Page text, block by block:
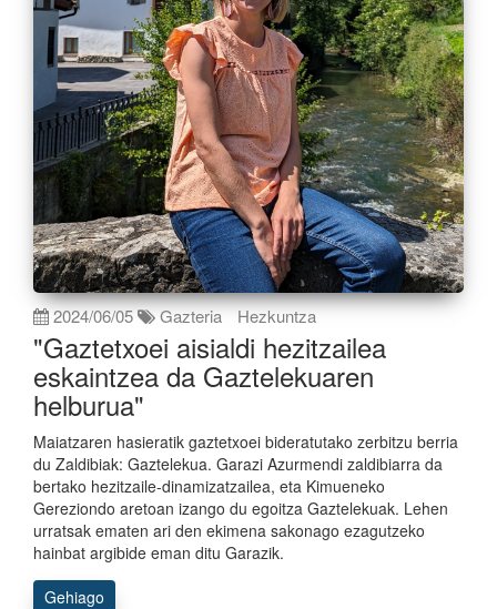
2024/06/05 Gazteria Hezkuntza
"Gaztetxoei aisialdi hezitzailea
eskaintzea da Gaztelekuaren
helburua"
Maiatzaren hasieratik gaztetxoei bideratutako zerbitzu berria
du Zaldibiak: Gaztelekua. Garazi Azurmendi zaldibiarra da
bertako hezitzaile-dinamizatzailea, eta Kimueneko
Gereziondo aretoan izango du egoitza Gaztelekuak. Lehen
urratsak ematen ari den ekimena sakonago ezagutzeko
hainbat argibide eman ditu Garazik.
Gehiago